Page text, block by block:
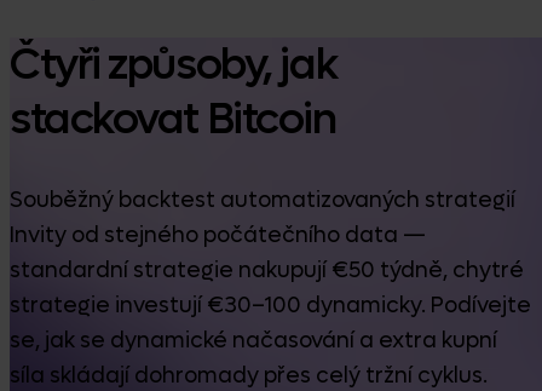
Čtyři způsoby, jak
stackovat Bitcoin
Souběžný backtest automatizovaných strategií
Invity od stejného počátečního data —
standardní strategie nakupují €50 týdně, chytré
strategie investují €30–100 dynamicky. Podívejte
se, jak se dynamické načasování a extra kupní
síla skládají dohromady přes celý tržní cyklus.